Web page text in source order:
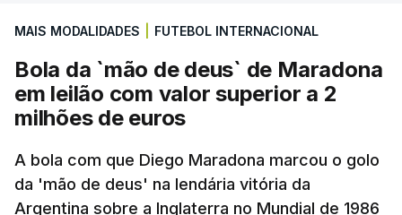
MAIS MODALIDADES FUTEBOL INTERNACIONAL
Bola da `mão de deus` de Maradona
em leilão com valor superior a 2
milhões de euros
A bola com que Diego Maradona marcou o golo
da 'mão de deus' na lendária vitória da
Argentina sobre a Inglaterra no Mundial de 1986